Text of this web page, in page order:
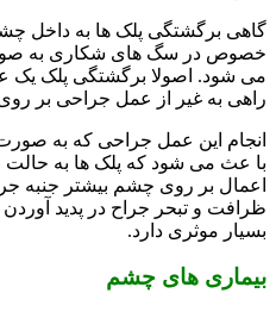
گاهی برگشتگی پلک ها به داخل
خصوص در سگ های شکاری به
می شود. اصولا برگشتگی پلک یک
راهی به غیر از عمل جراحی بر
انجام این عمل جراحی که به
با عث می شود که پلک ها به حالت
اعمال بر روی چشم بیشتر جنبه
ظرافت و تبحر جراح در پدید
بسیار موثری دارد.
بیماری های چشم